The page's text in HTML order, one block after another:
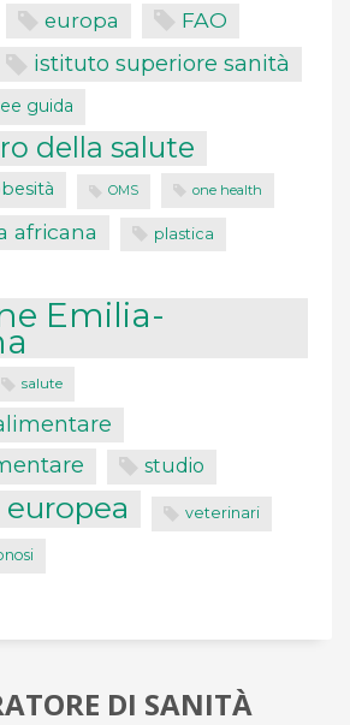
europa FAO
istituto superiore sanità
guida
della salute
OMS one health
africana plastica
Emilia-
salute
studio
veterinari
DI SANITÀ